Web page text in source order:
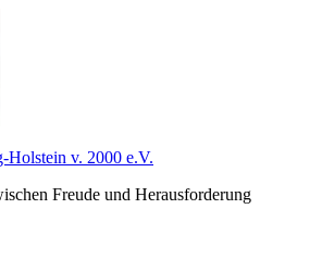
Holstein v. 2000 e.V.
Freude und Herausforderung